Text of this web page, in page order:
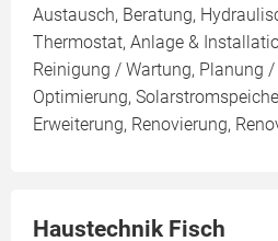
Austausch, Beratung,
Thermostat, Anlage &
Reinigung / Wartung, Planung
Optimierung,
Erweiterung, Renovierung,
Haustechnik Fisch